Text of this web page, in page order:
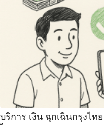
บริการ เงิน ฉุกเฉินกรุงไ